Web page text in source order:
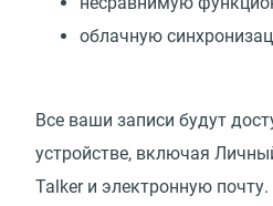
облачную
Все ваши записи будут
устройстве, включая
Talker и электронную почту.